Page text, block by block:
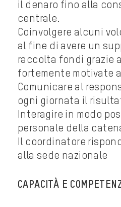
il denaro fino alla
centrale.
Coinvolgere alcuni
al fine di avere un
raccolta fondi grazie
fortemente motivate
Comunicare al
ogni giornata il
Interagire in modo
personale della
Il coordinatore
alla sede nazionale
CAPACITÀ E